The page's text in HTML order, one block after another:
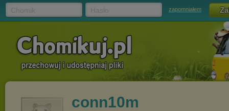
zapomniałem
conn10m